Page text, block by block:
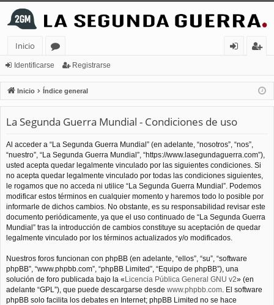
Inicio
or
os
nt
ifi
ca
rs
e
ist
ra
Identificarse Registrarse
Inicio Índice general
La Segunda Guerra Mundial - Condiciones de uso
Al acceder a “La Segunda Guerra Mundial” (en adelante, “nosotros”, “nos”,
“nuestro”, “La Segunda Guerra Mundial”, “https://www.lasegundaguerra.com”),
usted acepta quedar legalmente vinculado por las siguientes condiciones. Si
no acepta quedar legalmente vinculado por todas las condiciones siguientes,
le rogamos que no acceda ni utilice “La Segunda Guerra Mundial”. Podemos
modificar estos términos en cualquier momento y haremos todo lo posible por
informarle de dichos cambios. No obstante, es su responsabilidad revisar este
documento periódicamente, ya que el uso continuado de “La Segunda Guerra
Mundial” tras la introducción de cambios constituye su aceptación de quedar
legalmente vinculado por los términos actualizados y/o modificados.
Nuestros foros funcionan con phpBB (en adelante, “ellos”, “su”, “software
phpBB”, “www.phpbb.com”, “phpBB Limited”, “Equipo de phpBB”), una
solución de foro publicada bajo la «Licencia Pública General GNU v2» (en
adelante “GPL”), que puede descargarse desde www.phpbb.com. El software
phpBB solo facilita los debates en Internet; phpBB Limited no se hace